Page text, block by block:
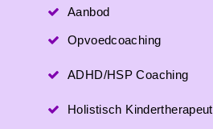
Aanbod
Opvoedcoaching
ADHD/HSP Coaching
Holistisch Kindertherapeut